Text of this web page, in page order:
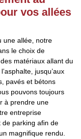
vos allées
une allée, notre
le choix de
matériaux allant du
jusqu’aux
pavés et bétons
pouvons toujours
à prendre une
entreprise
de parking afin de
magnifique rendu.